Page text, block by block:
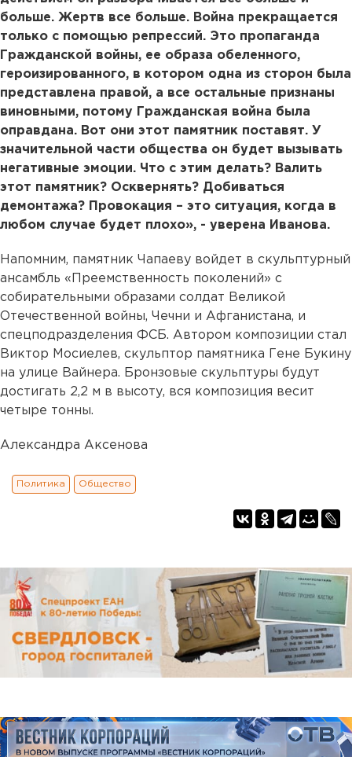
больше. Жертв все больше. Война прекращается
только с помощью репрессий. Это пропаганда
Гражданской войны, ее образа обеленного,
героизированного, в котором одна из сторон была
представлена правой, а все остальные признаны
виновными, потому Гражданская война была
оправдана. Вот они этот памятник поставят. У
значительной части общества он будет вызывать
негативные эмоции. Что с этим делать? Валить
этот памятник? Осквернять? Добиваться
демонтажа? Провокация – это ситуация, когда в
любом случае будет плохо», - уверена Иванова.
Напомним, памятник Чапаеву войдет в скульптурный
ансамбль «Преемственность поколений» с
собирательными образами солдат Великой
Отечественной войны, Чечни и Афганистана, и
спецподразделения ФСБ. Автором композиции стал
Виктор Мосиелев, скульптор памятника Гене Букину
на улице Вайнера. Бронзовые скульптуры будут
достигать 2,2 м в высоту, вся композиция весит
четыре тонны.
Александра Аксенова
Политика Общество